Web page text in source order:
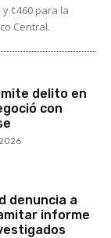
¢460 para la
Central.
delito en
con
denuncia a
informe